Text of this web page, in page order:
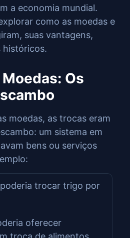
a economia mundial.
como as moedas e
suas vantagens,
históricos.
Os
moedas, as trocas eram
um sistema em
bens ou serviços
trocar trigo por
oferecer